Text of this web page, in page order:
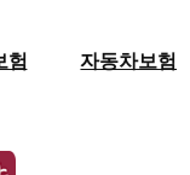
험 자동차보험